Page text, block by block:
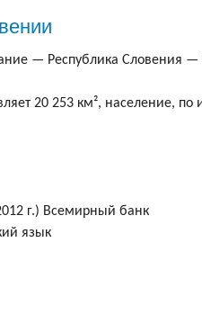
— Республика Словения —
20 253 км², население,
г.) Всемирный банк
язык